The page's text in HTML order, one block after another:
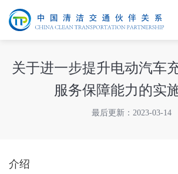
关于进一步提升电动汽车
服务保障能力的实
最后更新：2023-03-14
介绍